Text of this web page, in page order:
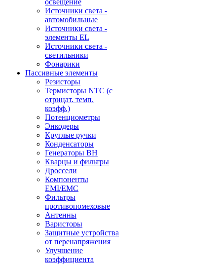
освещение
Источники света -
автомобильные
Источники света -
элементы EL
Источники света -
светильники
Фонарики
Пассивные элементы
Резисторы
Термисторы NTC (с
отрицат. темп.
коэфф.)
Потенциометры
Энкодеры
Круглые ручки
Конденсаторы
Генераторы ВН
Кварцы и фильтры
Дроссели
Компоненты
EMI/EMC
Фильтры
противопомеховые
Антенны
Варисторы
Защитные устройства
от перенапряжения
Улучшение
коэффициента